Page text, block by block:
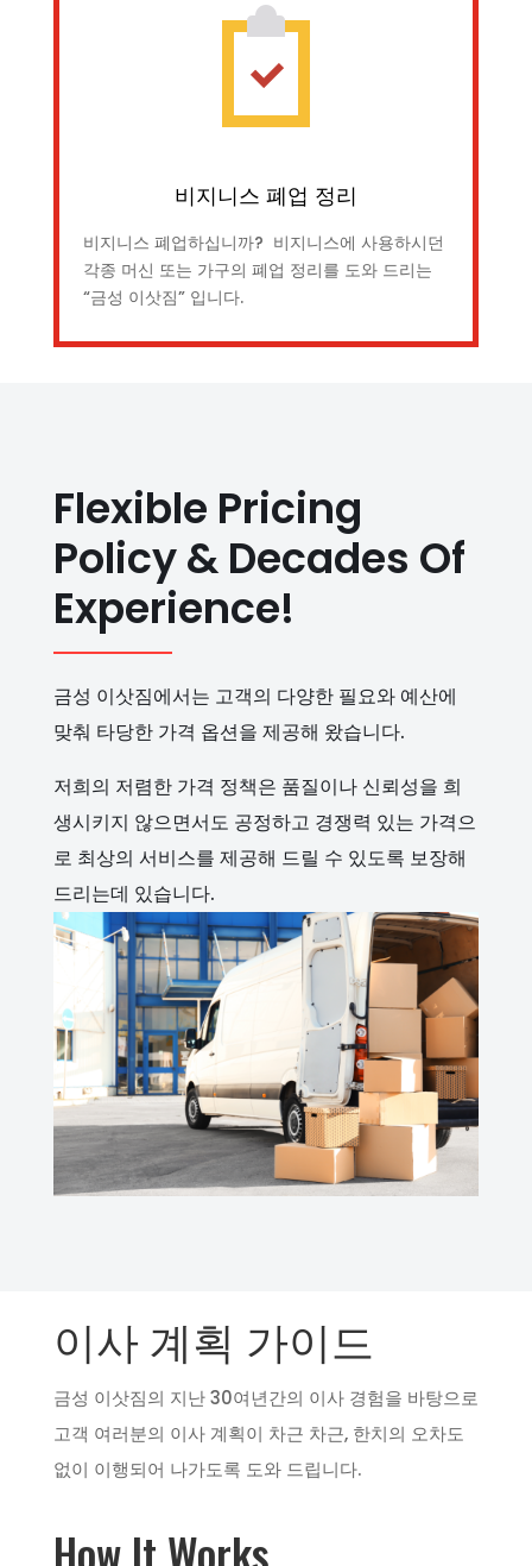
비지니스 폐업 정리
비지니스 폐업하십니까? 비지니스에 사용하시던
각종 머신 또는 가구의 폐업 정리를 도와 드리는
“금성 이삿짐” 입니다.
Flexible Pricing
Policy & Decades Of
Experience!
금성 이삿짐에서는 고객의 다양한 필요와 예산에
맞춰 타당한 가격 옵션을 제공해 왔습니다.
저희의 저렴한 가격 정책은 품질이나 신뢰성을 희
생시키지 않으면서도 공정하고 경쟁력 있는 가격으
로 최상의 서비스를 제공해 드릴 수 있도록 보장해
드리는데 있습니다.
이사 계획 가이드
금성 이삿짐의 지난 30여년간의 이사 경험을 바탕으로
고객 여러분의 이사 계획이 차근 차근, 한치의 오차도
없이 이행되어 나가도록 도와 드립니다.
How It Works